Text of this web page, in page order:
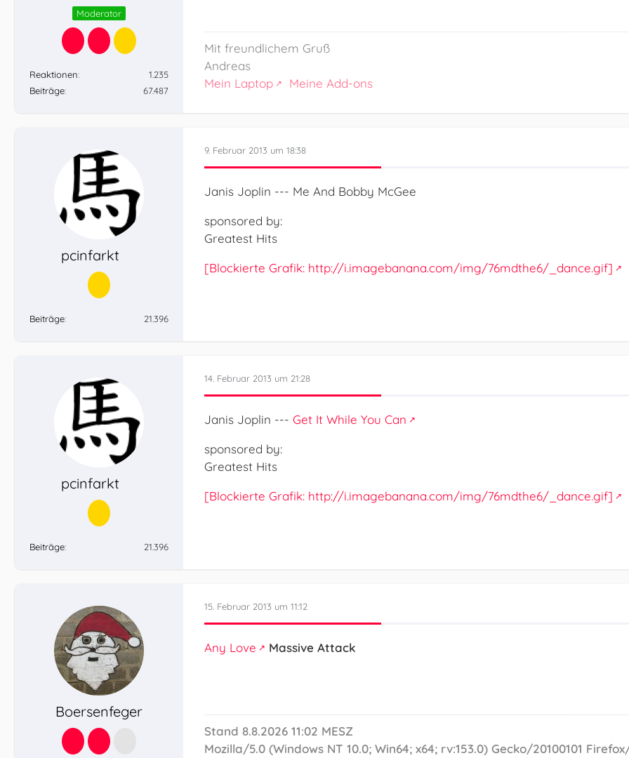
Moderator
Reaktionen
1.235
Beiträge
67.487
Mit freundlichem Gruß
Andreas
Mein Laptop
Meine Add-ons
pcinfarkt
Beiträge 21.396
9. Februar 2013 um 18:38
Janis Joplin --- Me And Bobby McGee
sponsored by:
Greatest Hits
[Blockierte Grafik: http://i.imagebanana.com/img/76mdthe6/_dance.gif]
pcinfarkt
Beiträge 21.396
14. Februar 2013 um 21:28
Janis Joplin --- Get It While You Can
sponsored by:
Greatest Hits
[Blockierte Grafik: http://i.imagebanana.com/img/76mdthe6/_dance.gif]
Boersenfeger
15. Februar 2013 um 11:12
Any Love Massive Attack
Stand 8.8.2026 11:02 MESZ
Mozilla/5.0 (Windows NT 10.0; Win64; x64; rv:153.0) Gecko/20100101